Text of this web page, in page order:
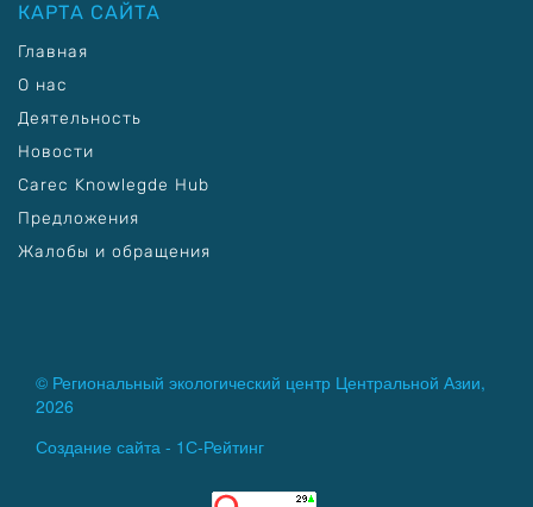
КАРТА САЙТА
Главная
О нас
Деятельность
Новости
Carec Knowlegde Hub
Предложения
Жалобы и обращения
© Региональный экологический центр Центральной Азии,
2026
Создание сайта - 1С-Рейтинг